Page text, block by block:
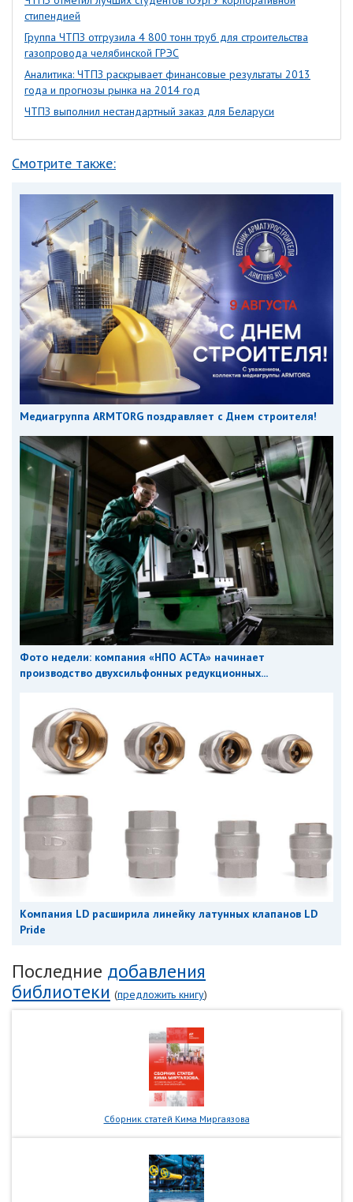
стипендией
Группа ЧТПЗ отгрузила 4 800 тонн труб для строительства
газопровода челябинской ГРЭС
Аналитика: ЧТПЗ раскрывает финансовые результаты 2013
года и прогнозы рынка на 2014 год
ЧТПЗ выполнил нестандартный заказ для Беларуси
Смотрите также:
Медиагруппа ARMTORG поздравляет с Днем строителя!
Фото недели: компания «НПО АСТА» начинает
производство двухсильфонных редукционных...
Компания LD расширила линейку латунных клапанов LD
Pride
Последние добавления
библиотеки (предложить книгу)
Сборник статей Кима Миргаязова